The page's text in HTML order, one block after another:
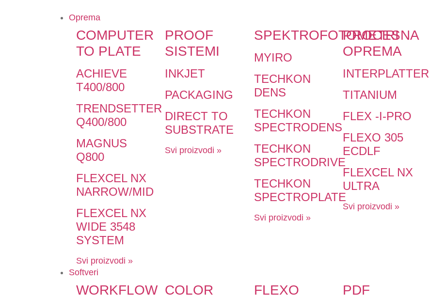
Oprema
COMPUTER
TO PLATE
ACHIEVE
T400/800
TRENDSETTER
Q400/800
MAGNUS
Q800
FLEXCEL NX
NARROW/MID
FLEXCEL NX
WIDE 3548
SYSTEM
Svi proizvodi »
PROOF
SISTEMI
INKJET
PACKAGING
DIRECT TO
SUBSTRATE
Svi proizvodi »
SPEKTROFOTOMETRI
MYIRO
TECHKON
DENS
TECHKON
SPECTRODENS
TECHKON
SPECTRODRIVE
TECHKON
SPECTROPLATE
Svi proizvodi »
PROCESNA
OPREMA
INTERPLATTER
TITANIUM
FLEX -I-PRO
FLEXO 305
ECDLF
FLEXCEL NX
ULTRA
Svi proizvodi »
Softveri
WORKFLOW COLOR
FLEXO
PDF